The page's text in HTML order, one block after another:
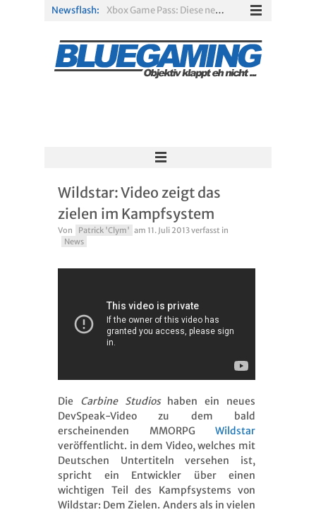
Newsflash:
Xbox Game Pass: Diese neuen Spiele erscheinen im August 2026
Gamescom 2026: Sony fehlt zum siebten Mal in Folge
PS5-Disc vor dem Aus: Warum der Fan-Protest gegen Sony ins Leere läuft
Solarpunk im Test: Entspannter Aufbau über den Wolken
Wildstar: Video zeigt das
zielen im Kampfsystem
Von Patrick 'Clym' am 11. Juli 2013verfasst in
News
Die Carbine Studioshaben ein neues
DevSpeak-Video zu dem bald
erscheinenden MMORPG Wildstar
veröffentlicht. in dem Video, welches mit
Deutschen Untertiteln versehen ist,
spricht ein Entwickler über einen
wichtigen Teil des Kampfsystems von
Wildstar: Dem Zielen. Anders als in vielen